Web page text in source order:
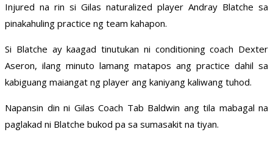
Injured na rin si Gilas naturalized player Andray Blatche sa
pinakahuling practice ng team kahapon.
Si Blatche ay kaagad tinutukan ni conditioning coach Dexter
Aseron, ilang minuto lamang matapos ang practice dahil sa
kabiguang maiangat ng player ang kaniyang kaliwang tuhod.
Napansin din ni Gilas Coach Tab Baldwin ang tila mabagal na
paglakad ni Blatche bukod pa sa sumasakit na tiyan.